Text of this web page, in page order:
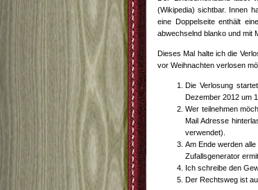
(Wikipedia) sichtbar. Innen
eine Doppelseite enthält
abwechselnd blanko und mit
Dieses Mal halte ich die
vor Weihnachten verlosen
Die Verlosung
Dezember 2012 um
Wer teilnehmen
Mail Adresse
verwendet).
Am Ende werden
Zufallsgenerator
Ich schreibe den
Der Rechtsweg ist